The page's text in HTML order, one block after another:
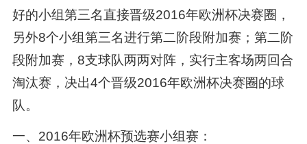
好的小组第三名直接晋级2016年欧洲杯决赛圈，
另外8个小组第三名进行第二阶段附加赛；第二阶
段附加赛，8支球队两两对阵，实行主客场两回合
淘汰赛，决出4个晋级2016年欧洲杯决赛圈的球
队。
一、2016年欧洲杯预选赛小组赛：